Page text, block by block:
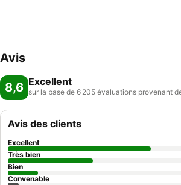
Avis
8,6 Excellent
sur la base de 6 205 évaluations provenant
Avis des clients
Excellent
Très bien
Bien
Convenable